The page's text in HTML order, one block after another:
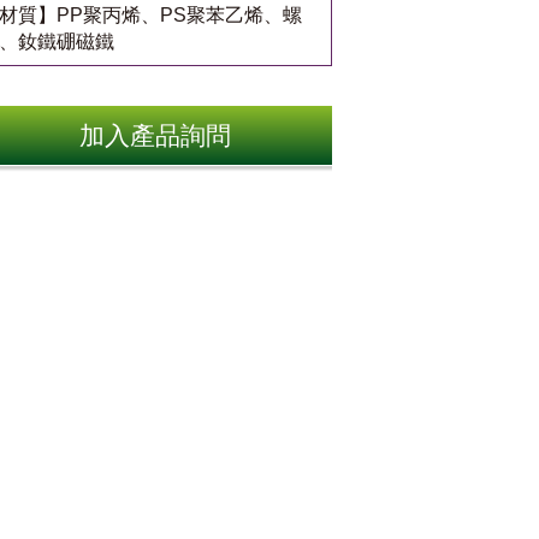
質】PP聚丙烯、PS聚苯乙烯、螺
釹鐵硼磁鐵
加入產品詢問